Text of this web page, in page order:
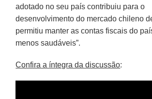
adotado no seu país contribuiu para o
desenvolvimento do mercado chileno
permitiu manter as contas fiscais do
menos saudáveis”.
Confira a íntegra da discussão: